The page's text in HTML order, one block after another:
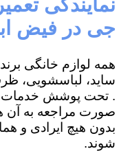
نمایندگی
جی در فیض
همه لوازم خانگی
ساید، لباسشویی،
. تحت پوشش خدمات
صورت مراجعه به آن
بدون هیچ ایرادی و
شوند.